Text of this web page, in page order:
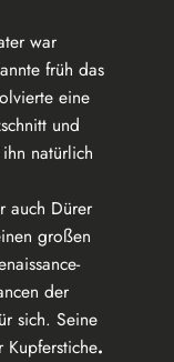
war
früh das
eine
und
natürlich
auch Dürer
großen
der
sich. Seine
.